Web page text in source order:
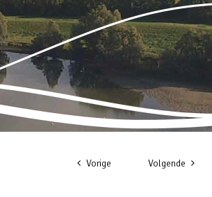
Vorige Volgende